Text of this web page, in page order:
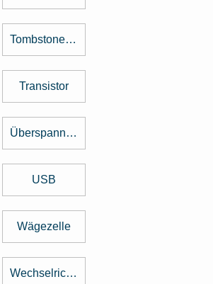
Tombstone Effekt
Transistor
Überspannungsschutz
USB
Wägezelle
Wechselrichter